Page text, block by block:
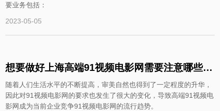
要业务包括：
2023-05-05
想要做好上海高端91视频电影网需要注意哪些关键
随着人们生活水平的不断提高，审美自然也得到了一定程度的升华，
因此对91视频电影网的要求也发生了很大的变化，导致高端91视频电
影网成为当前企业竞争91视频电影网的流行趋势。